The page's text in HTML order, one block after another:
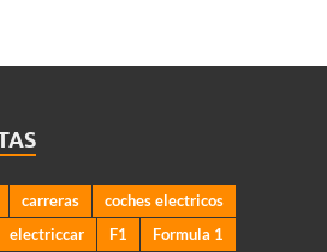
carreras
coches electricos
electriccar F1
Formula 1